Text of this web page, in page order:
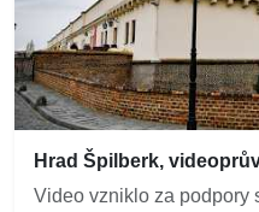
Hrad Špilberk,
Video vzniklo za podpory